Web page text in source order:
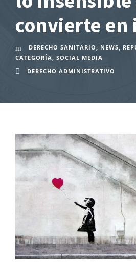
convierte en
DERECHO SANITARIO, NEWS,
CATEGORÍA
SOCIAL MEDIA
DERECHO ADMINISTRATIVO